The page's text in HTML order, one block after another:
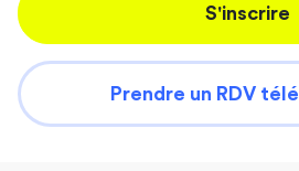
S'inscrire
Prendre un RDV